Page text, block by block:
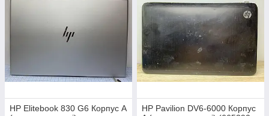
HP Elitebook 830 G6 Корпус A
HP Pavilion DV6-6000 Корпус